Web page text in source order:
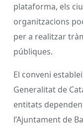
plataforma, els
organitzacions
per a realitzar
públiques.
El conveni
Generalitat de
entitats
l’Ajuntament de